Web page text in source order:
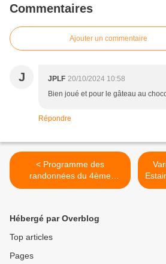
Commentaires
Ajouter un commentaire
J JPLF 20/10/2024 10:58
Bien joué et pour le gâteau au
Répondre
< Programme des
randonnées du 4ème
trimestre 2024
Hébergé par Overblog
Top articles
Pages